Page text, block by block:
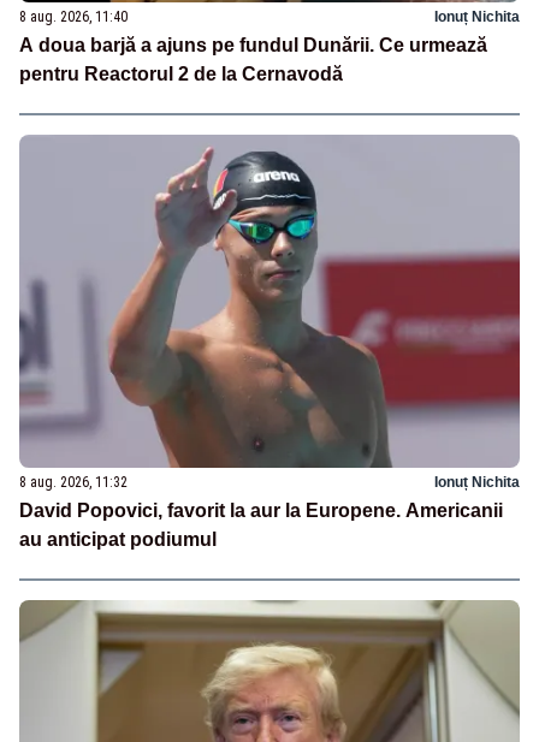
8 aug. 2026, 11:40 Ionuț Nichita
A doua barjă a ajuns pe fundul Dunării. Ce urmează
pentru Reactorul 2 de la Cernavodă
8 aug. 2026, 11:32 Ionuț Nichita
David Popovici, favorit la aur la Europene. Americanii
au anticipat podiumul